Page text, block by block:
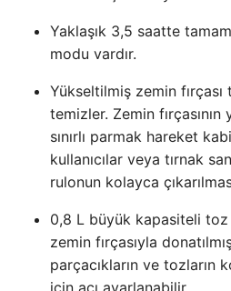
Yaklaşık 3,5 saatte
modu vardır.
Yükseltilmiş zemin
temizler. Zemin
sınırlı parmak hareket
kullanıcılar veya tırnak
rulonun kolayca
0,8 L büyük kapasiteli toz
zemin fırçasıyla
parçacıkların ve tozların
için açı ayarlanabilir.